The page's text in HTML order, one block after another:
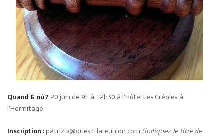
Quand & où ? 20 juin de 9h à 12h30 à l’Hôtel Les Créoles à
l’Hermitage
Inscription : patrizio@ouest-lareunion.com (indiquez le titre de